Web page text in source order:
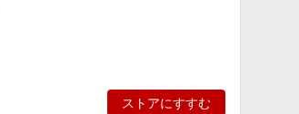
ストアにすすむ